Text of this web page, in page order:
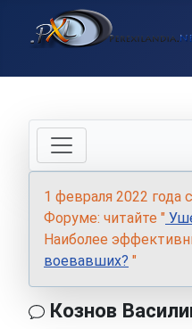
1 февраля 2022
Форуме: читайте "
Наиболее
воевавших? "
Кознов